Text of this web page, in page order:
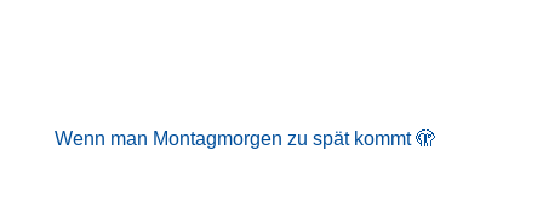
Wenn man Montagmorgen zu spät kommt 🫣